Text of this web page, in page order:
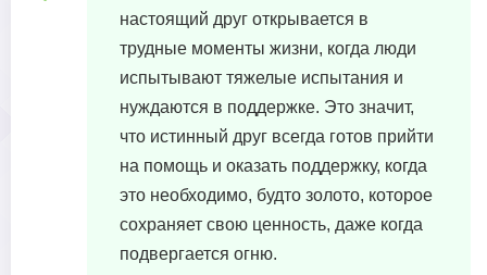
настоящий друг открывается в
трудные моменты жизни, когда люди
испытывают тяжелые испытания и
нуждаются в поддержке. Это значит,
что истинный друг всегда готов прийти
на помощь и оказать поддержку, когда
это необходимо, будто золото, которое
сохраняет свою ценность, даже когда
подвергается огню.